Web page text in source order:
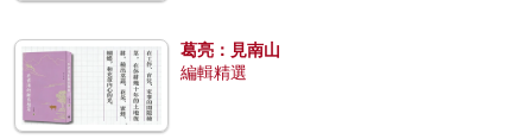
葛亮：見南山
編輯精選